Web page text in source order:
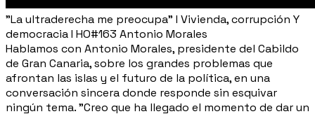
"La ultraderecha me preocupa" I Vivienda, corrupción Y
democracia I HO#163 Antonio Morales
Hablamos con Antonio Morales, presidente del Cabildo
de Gran Canaria, sobre los grandes problemas que
afrontan las islas y el futuro de la política, en una
conversación sincera donde responde sin esquivar
ningún tema. "Creo que ha llegado el momento de dar un